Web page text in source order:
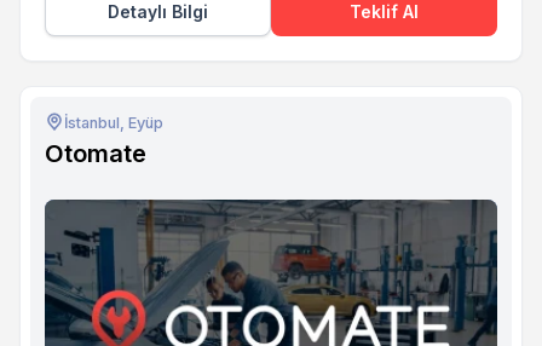
Detaylı Bilgi Teklif Al
İstanbul, Eyüp
Otomate